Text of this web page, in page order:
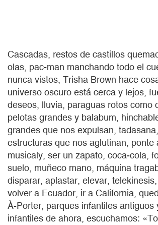
Cascadas, restos de castillos
olas, pac-man manchando todo el
nunca vistos, Trisha Brown hace
universo oscuro está cerca y lejos,
deseos, lluvia, paraguas rotos como
pelotas grandes y balabum,
grandes que nos expulsan, tadasana,
estructuras que nos aglutinan, ponte
musicaly, ser un zapato, coca-cola,
suelo, muñeco mano, máquina
disparar, aplastar, elevar, telekinesis,
volver a Ecuador, ir a California,
À-Porter, parques infantiles antiguos
infantiles de ahora, escuchamos: